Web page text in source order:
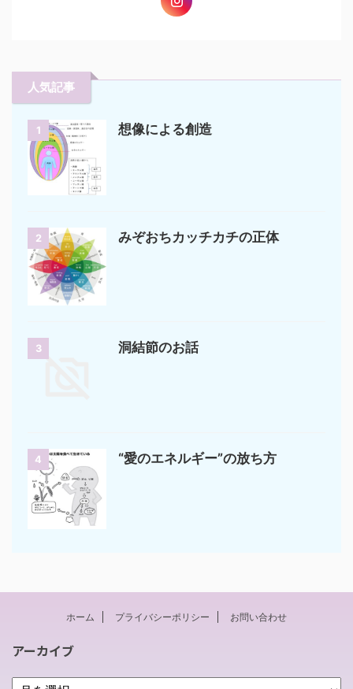
人気記事
1 想像による創造
2 みぞおちカッチカチの正体
3 洞結節のお話
4 “愛のエネルギー”の放ち方
ホーム プライバシーポリシー お問い合わせ
アーカイブ